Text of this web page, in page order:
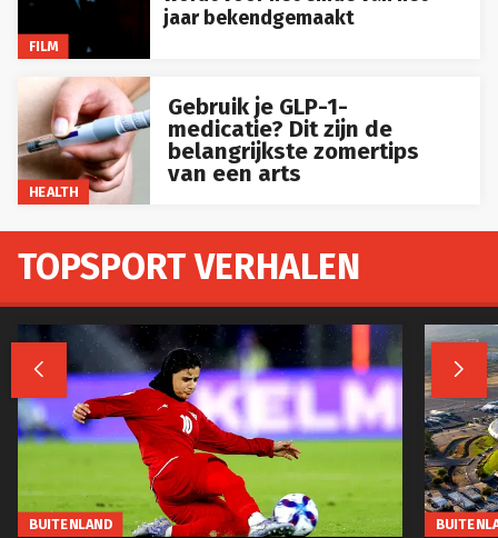
FILM
jaar bekendgemaakt
HEALTH
Gebruik je GLP-1-
medicatie? Dit zijn de
belangrijkste zomertips
van een arts
TOPSPORT VERHALEN
 
BUITENLAND